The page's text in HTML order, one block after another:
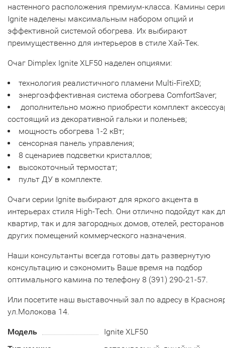
настенного расположения премиум-класса. Камины
Ignite наделены максимальным набором опций и
эффективной системой обогрева. Их выбирают
преимущественно для интерьеров в стиле Хай-Тек.
Очаг Dimplex Ignite XLF50 наделен опциями:
технология реалистичного пламени Multi-FireXD;
энергоэффективная система обогрева ComfortSaver;
дополнительно можно приобрести комплект
состоящий из декоративной гальки и поленьев;
мощноcть обогрева 1-2 кВт;
сенсорная панель управления;
8 сценариев подсветки кристаллов;
высокоточный термостат;
пульт ДУ в комплекте.
Очаги серии Ignite выбирают для яркого акцента в
интерьерах стиля High-Tech. Они отлично подойдут как
квартир, так и для загородных домов, отелей,
других помещений коммерческого назначения.
Наши консультанты всегда готовы дать развернутую
консультацию и сэкономить Ваше время на подбор
оптимального камина по телефону 8 (391) 290-21-57.
Или посетите наш выставочный зал по адресу в
ул.Молокова 14.
Модель
Ignite XLF50